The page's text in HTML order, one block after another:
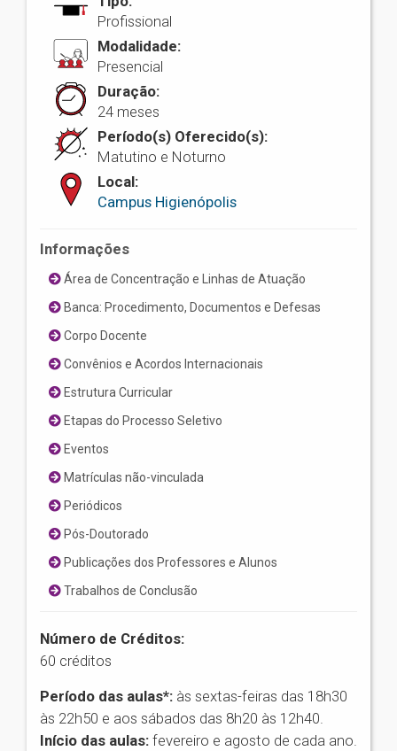
Profissional
Modalidade:
Presencial
Duração:
24 meses
Período(s) Oferecido(s):
Matutino e Noturno
Local:
Campus Higienópolis
Informações
Área de Concentração e Linhas de Atuação
Banca: Procedimento, Documentos e Defesas
Corpo Docente
Convênios e Acordos Internacionais
Estrutura Curricular
Etapas do Processo Seletivo
Eventos
Matrículas não-vinculada
Periódicos
Pós-Doutorado
Publicações dos Professores e Alunos
Trabalhos de Conclusão
Número de Créditos:
60 créditos
Período das aulas*: às sextas-feiras das 18h30
às 22h50 e aos sábados das 8h20 às 12h40.
Início das aulas: fevereiro e agosto de cada ano.